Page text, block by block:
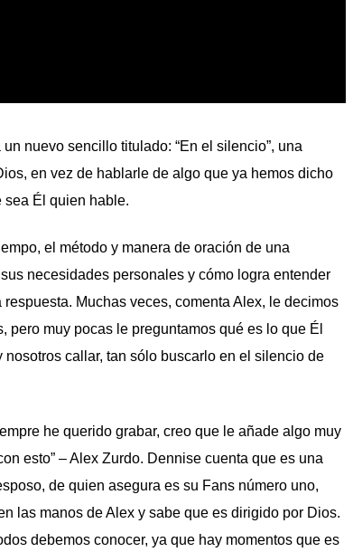
nuevo sencillo titulado: “En el silencio”, una
en vez de hablarle de algo que ya hemos dicho
sea Él quien hable.
el método y manera de oración de una
necesidades personales y cómo logra entender
Muchas veces, comenta Alex, le decimos
muy pocas le preguntamos qué es lo que Él
callar, tan sólo buscarlo en el silencio de
he querido grabar, creo que le añade algo muy
esto” – Alex Zurdo. Dennise cuenta que es una
de quien asegura es su Fans número uno,
las manos de Alex y sabe que es dirigido por Dios.
debemos conocer, ya que hay momentos que es